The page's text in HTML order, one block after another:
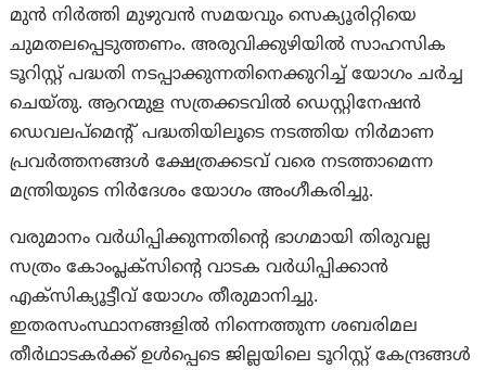
മുന്‍ നിര്‍ത്തി മുഴുവന്‍ സമയവും സെക്യൂരിറ്റിയെ
ചുമതലപ്പെടുത്തണം. അരുവിക്കുഴിയില്‍ സാഹസിക
ടൂറിസ്റ്റ് പദ്ധതി നടപ്പാക്കുന്നതിനെക്കുറിച്ച് യോഗം ചര്‍ച്ച
ചെയ്തു. ആറന്മുള സത്രക്കടവില്‍ ഡെസ്റ്റിനേഷന്‍
ഡെവലപ്‌മെന്റ് പദ്ധതിയിലൂടെ നടത്തിയ നിര്‍മാണ
പ്രവര്‍ത്തനങ്ങള്‍ ക്ഷേത്രക്കടവ് വരെ നടത്താമെന്ന
മന്ത്രിയുടെ നിര്‍ദേശം യോഗം അംഗീകരിച്ചു.
വരുമാനം വര്‍ധിപ്പിക്കുന്നതിന്റെ ഭാഗമായി തിരുവല്ല
സത്രം കോംപ്ലക്‌സിന്റെ വാടക വര്‍ധിപ്പിക്കാന്‍
എക്‌സിക്യൂട്ടീവ് യോഗം തീരുമാനിച്ചു.
ഇതരസംസ്ഥാനങ്ങളില്‍ നിന്നെത്തുന്ന ശബരിമല
തീര്‍ഥാടകര്‍ക്ക് ഉള്‍പ്പെടെ ജില്ലയിലെ ടൂറിസ്റ്റ് കേന്ദ്രങ്ങള്‍